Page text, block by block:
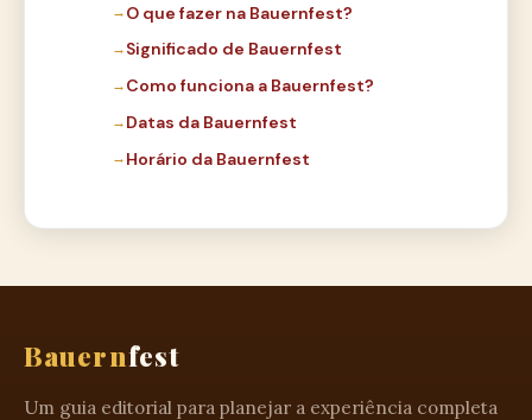
O que fazer na Bauernfest?
Significado de Bauernfest
Como funciona a Bauernfest?
Datas da Bauernfest
Horário da Bauernfest
Bauernfest
Um guia editorial para planejar a experiência completa